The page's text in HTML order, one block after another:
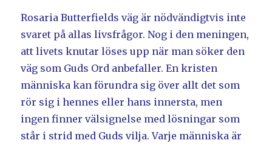
Rosaria Butterfields väg är nödvändigtvis inte
svaret på allas livsfrågor. Nog i den meningen,
att livets knutar löses upp när man söker den
väg som Guds Ord anbefaller. En kristen
människa kan förundra sig över allt det som
rör sig i hennes eller hans innersta, men
ingen finner välsignelse med lösningar som
står i strid med Guds vilja. Varje människa är